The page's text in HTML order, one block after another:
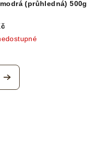
(průhledná) 500g